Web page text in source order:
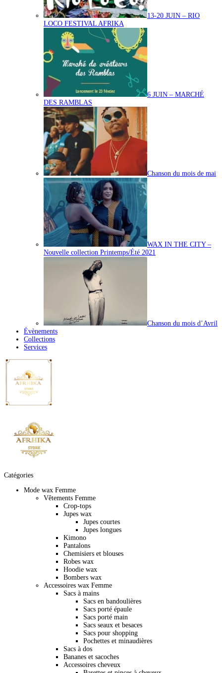
13-20 JUIN – RIO
LOCO FESTIVAL AFRIKA
6 JUIN – MARCHÉ
DES RAMBLAS
Chanson du mois de mai
WAX IN THE CITY –
Nouvelle collection Printemps/Été 2021
Chanson du mois d’Avril
Évènements
Collections
Services
Catégories
Mode wax Femme
Vêtements Femme
Crop-tops
Jupes wax
Jupes courtes
Jupes longues
Kimono
Pantalons
Chemisiers et blouses
Robes wax
Hoodie wax
Bombers wax
Accessoires wax Femme
Sacs à mains
Sacs en bandoulières
Sacs porté épaule
Sacs porté main
Sacs seaux et besaces
Sacs pour shopping
Pochettes et minaudières
Sacs à dos
Bananes et sacoches
Accessoires cheveux